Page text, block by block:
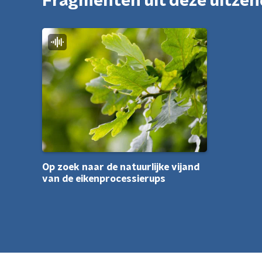
Op zoek naar de natuurlijke vijand
van de eikenprocessierups